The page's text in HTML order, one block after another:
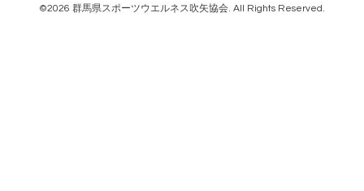
©2026 群馬県スポーツウエルネス吹矢協会. All Rights Reserved.